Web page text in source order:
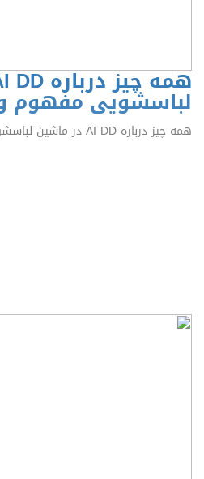
لباسشویی مفهوم و
همه چیز درباره AI DD در ماشین لباسشویی مفهوم و کاربرد آن